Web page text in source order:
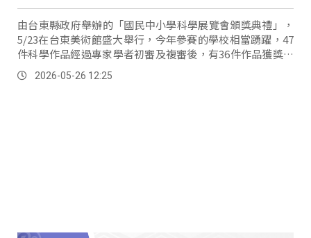
由台東縣政府舉辦的「國民中小學科學展覽會頒獎典禮」，
5/23在台東美術館盛大舉行，今年參賽的學校相當踴躍，47
件科學作品經過專家學者初審及複審後，有36件作品獲獎，
希望透過鼓勵，讓學生在科學氛圍中，展現嚴謹的科學思維
與創新能力。
2026-05-26 12:25